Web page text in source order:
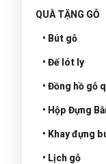
QUÀ TẶNG GỖ
• Bút gỗ
• Đế lót ly
• Đồng hồ gỗ
• Hộp Đựng
• Khay đựng
• Lịch gỗ